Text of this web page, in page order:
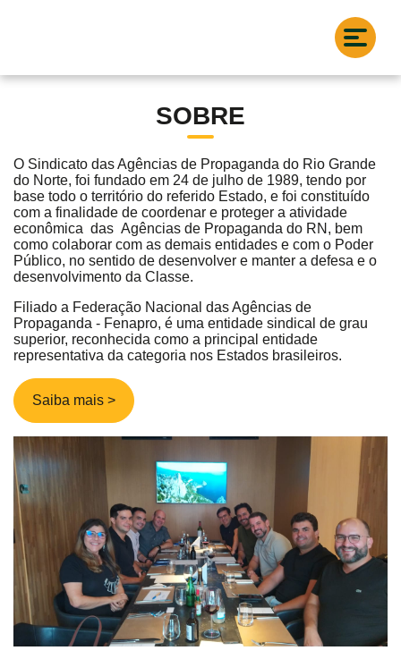
SOBRE
O Sindicato das Agências de Propaganda do Rio Grande
do Norte, foi fundado em 24 de julho de 1989, tendo por
base todo o território do referido Estado, e foi constituído
com a finalidade de coordenar e proteger a atividade
econômica das Agências de Propaganda do RN, bem
como colaborar com as demais entidades e com o Poder
Público, no sentido de desenvolver e manter a defesa e o
desenvolvimento da Classe.
Filiado a Federação Nacional das Agências de
Propaganda - Fenapro, é uma entidade sindical de grau
superior, reconhecida como a principal entidade
representativa da categoria nos Estados brasileiros.
Saiba mais >